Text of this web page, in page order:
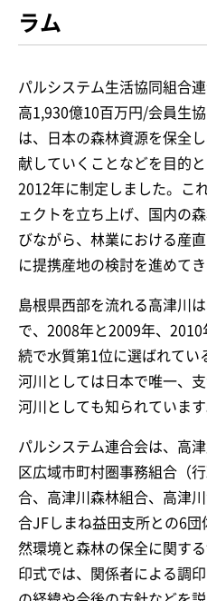
ラム
パルシステム生活協同組合
高1,930億10百万円/会員生
は、日本の森林資源を保全
献していくことなどを目的
2012年に制定しました。こ
ェクトを立ち上げ、国内の
びながら、林業における産
に提携産地の検討を進めてき
島根県西部を流れる高津川
で、2008年と2009年、
続で水質第1位に選ばれてい
河川としては日本で唯一、
河川としても知られています
パルシステム連合会は、高
区広域市町村圏事務組合（
合、高津川森林組合、高津
合JFしまね益田支所との6団
然環境と森林の保全に関す
印式では、関係者による調